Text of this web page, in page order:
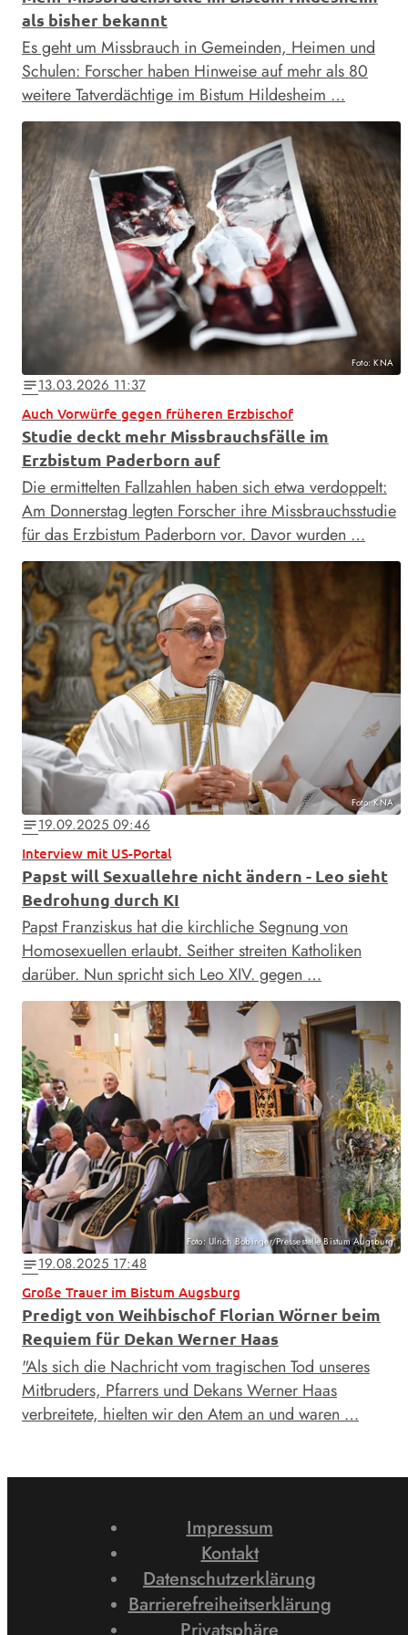
als bisher bekannt
Es geht um Missbrauch in Gemeinden, Heimen und
Schulen: Forscher haben Hinweise auf mehr als 80
weitere Tatverdächtige im Bistum Hildesheim …
Foto: KNA
notes13.03.2026 11:37
Auch Vorwürfe gegen früheren Erzbischof
Studie deckt mehr Missbrauchsfälle im
Erzbistum Paderborn auf
Die ermittelten Fallzahlen haben sich etwa verdoppelt:
Am Donnerstag legten Forscher ihre Missbrauchsstudie
für das Erzbistum Paderborn vor. Davor wurden …
Foto: KNA
notes19.09.2025 09:46
Interview mit US-Portal
Papst will Sexuallehre nicht ändern - Leo sieht
Bedrohung durch KI
Papst Franziskus hat die kirchliche Segnung von
Homosexuellen erlaubt. Seither streiten Katholiken
darüber. Nun spricht sich Leo XIV. gegen …
Foto: Ulrich Bobinger/Pressestelle Bistum Augsburg
notes19.08.2025 17:48
Große Trauer im Bistum Augsburg
Predigt von Weihbischof Florian Wörner beim
Requiem für Dekan Werner Haas
"Als sich die Nachricht vom tragischen Tod unseres
Mitbruders, Pfarrers und Dekans Werner Haas
verbreitete, hielten wir den Atem an und waren …
Impressum
Kontakt
Datenschutzerklärung
Barrierefreiheitserklärung